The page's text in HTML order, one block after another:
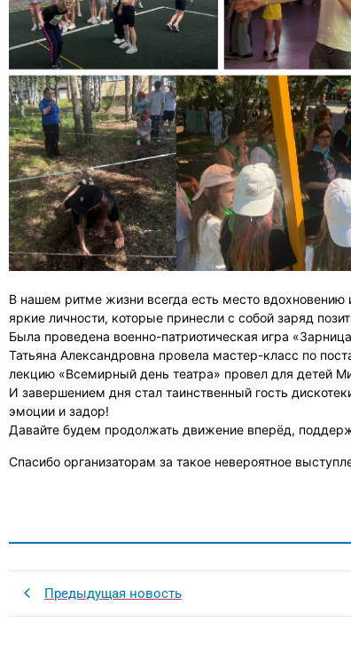
В нашем ритме жизни всегда есть место
яркие личности, которые принесли с собой заряд
Была проведена военно-патриотическая игра
Татьяна Александровна провела мастер-класс по
лекцию «Всемирный день театра» провел для детей
И завершением дня стал таинственный гость
эмоции и задор!
Давайте будем продолжать движение вперёд,
Спасибо организаторам за такое невероятное
Предыдущая новость